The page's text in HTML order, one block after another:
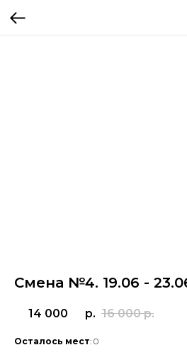
Смена №4. 19.06 -
14 000 р. 16 000 р.
Осталось мест: 0